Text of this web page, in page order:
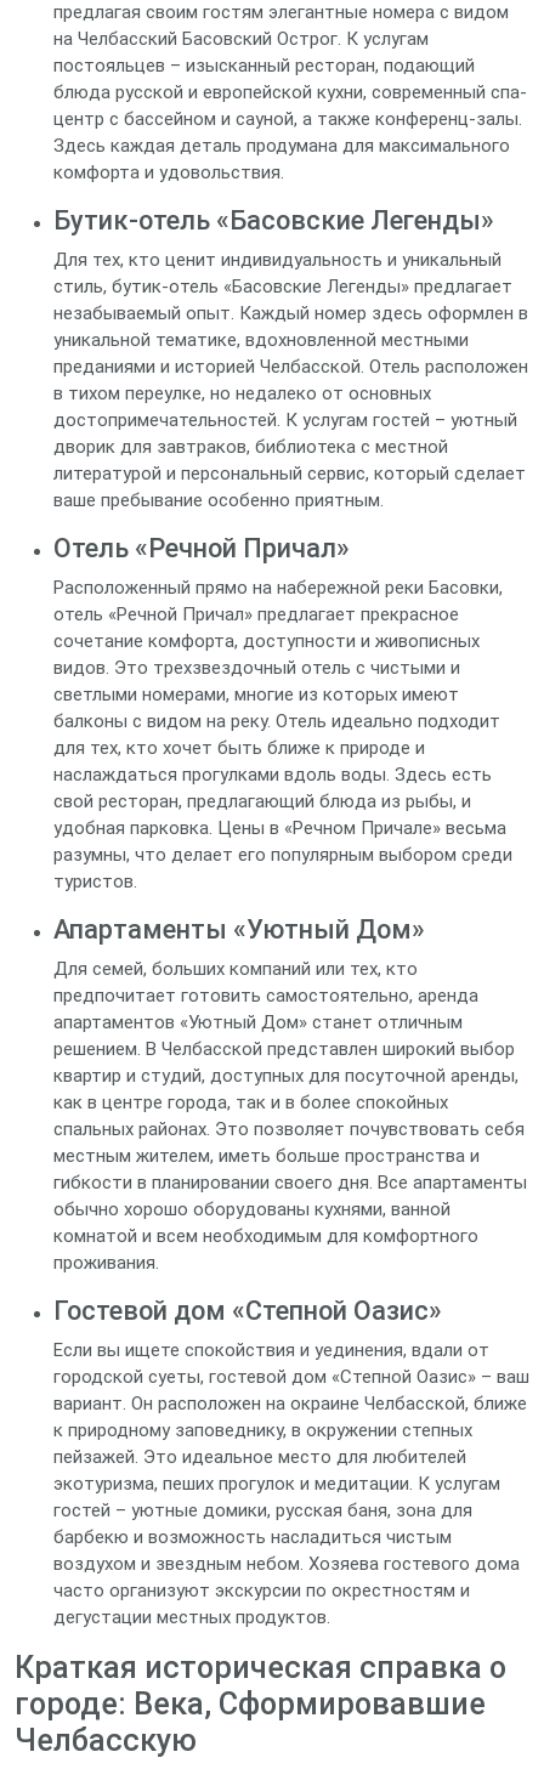
предлагая своим гостям элегантные номера с видом
на Челбасский Басовский Острог. К услугам
постояльцев – изысканный ресторан, подающий
блюда русской и европейской кухни, современный спа-
центр с бассейном и сауной, а также конференц-залы.
Здесь каждая деталь продумана для максимального
комфорта и удовольствия.
Бутик-отель «Басовские Легенды»
Для тех, кто ценит индивидуальность и уникальный
стиль, бутик-отель «Басовские Легенды» предлагает
незабываемый опыт. Каждый номер здесь оформлен в
уникальной тематике, вдохновленной местными
преданиями и историей Челбасской. Отель расположен
в тихом переулке, но недалеко от основных
достопримечательностей. К услугам гостей – уютный
дворик для завтраков, библиотека с местной
литературой и персональный сервис, который сделает
ваше пребывание особенно приятным.
Отель «Речной Причал»
Расположенный прямо на набережной реки Басовки,
отель «Речной Причал» предлагает прекрасное
сочетание комфорта, доступности и живописных
видов. Это трехзвездочный отель с чистыми и
светлыми номерами, многие из которых имеют
балконы с видом на реку. Отель идеально подходит
для тех, кто хочет быть ближе к природе и
наслаждаться прогулками вдоль воды. Здесь есть
свой ресторан, предлагающий блюда из рыбы, и
удобная парковка. Цены в «Речном Причале» весьма
разумны, что делает его популярным выбором среди
туристов.
Апартаменты «Уютный Дом»
Для семей, больших компаний или тех, кто
предпочитает готовить самостоятельно, аренда
апартаментов «Уютный Дом» станет отличным
решением. В Челбасской представлен широкий выбор
квартир и студий, доступных для посуточной аренды,
как в центре города, так и в более спокойных
спальных районах. Это позволяет почувствовать себя
местным жителем, иметь больше пространства и
гибкости в планировании своего дня. Все апартаменты
обычно хорошо оборудованы кухнями, ванной
комнатой и всем необходимым для комфортного
проживания.
Гостевой дом «Степной Оазис»
Если вы ищете спокойствия и уединения, вдали от
городской суеты, гостевой дом «Степной Оазис» – ваш
вариант. Он расположен на окраине Челбасской, ближе
к природному заповеднику, в окружении степных
пейзажей. Это идеальное место для любителей
экотуризма, пеших прогулок и медитации. К услугам
гостей – уютные домики, русская баня, зона для
барбекю и возможность насладиться чистым
воздухом и звездным небом. Хозяева гостевого дома
часто организуют экскурсии по окрестностям и
дегустации местных продуктов.
Краткая историческая справка о
городе: Века, Сформировавшие
Челбасскую